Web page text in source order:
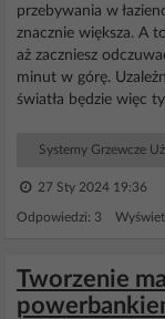
przebywania w
znacznie większa. A
aż zaczniesz
minut w górę.
światła będzie więc
Systemy Grzewcze
27 Sty 2024 19:36
Odpowiedzi: 3
Tworzenie